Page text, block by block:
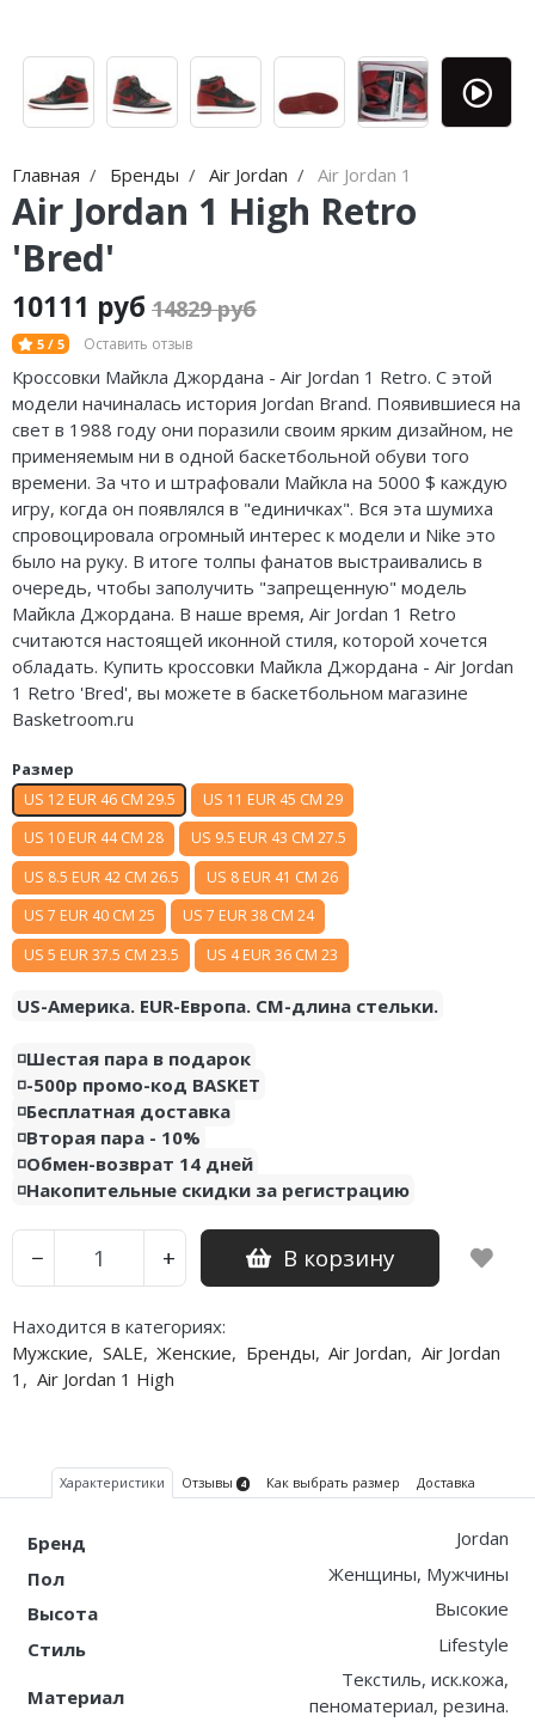
Главная Бренды Air Jordan Air Jordan 1
Air Jordan 1 High Retro
'Bred'
10111 руб 14829 руб
5 / 5 Оставить отзыв
Кроссовки Майкла Джордана - Air Jordan 1 Retro. С этой
модели начиналась история Jordan Brand. Появившиеся на
свет в 1988 году они поразили своим ярким дизайном, не
применяемым ни в одной баскетбольной обуви того
времени. За что и штрафовали Майкла на 5000 $ каждую
игру, когда он появлялся в "единичках". Вся эта шумиха
спровоцировала огромный интерес к модели и Nike это
было на руку. В итоге толпы фанатов выстраивались в
очередь, чтобы заполучить "запрещенную" модель
Майкла Джордана. В наше время, Air Jordan 1 Retro
считаются настоящей иконной стиля, которой хочется
обладать. Купить кроссовки Майкла Джордана - Air Jordan
1 Retro 'Bred', вы можете в баскетбольном магазине
Basketroom.ru
Размер
US 12 EUR 46 CM 29.5
US 11 EUR 45 CM 29
US 10 EUR 44 CM 28
US 9.5 EUR 43 CM 27.5
US 8.5 EUR 42 CM 26.5
US 8 EUR 41 CM 26
US 7 EUR 40 CM 25
US 7 EUR 38 CM 24
US 5 EUR 37.5 CM 23.5
US 4 EUR 36 CM 23
US-Америка. EUR-Европа. CM-длина стельки.
◽️Шестая пара в подарок
◽️-500р промо-код BASKET
◽️Бесплатная доставка
◽️Вторая пара - 10%
◽️Обмен-возврат 14 дней
◽️Накопительные скидки за регистрацию
− + В корзину
Находится в категориях:
Мужские, SALE, Женские, Бренды, Air Jordan, Air Jordan
1 , Air Jordan 1 High
Характеристики Отзывы 4 Как выбрать размер Доставка
Бренд
Jordan
Пол
Женщины, Мужчины
Высота
Высокие
Стиль
Lifestyle
Материал
Текстиль, иск.кожа,
пеноматериал, резина.
Nike Dunk
Nike Shox
Nike P-6000
Nike Initiator
Nike Pegasus
Nike Precision
Nike Hyperdunk
Nike Hyperset
Nike Cosmic Unity
Nike Air Deldon
Nike Sabrina
Nike A’ja
Nike ST
Nike GT
Nike Ja
Nike Book
Nike LeBron
Nike Kyrie
Nike Freak
Nike KD
Nike PG
Nike Kobe
Nike Foamposite
adidas Samba
adidas Gazelle
adidas Adistar
adidas adiFOM
adidas Adizero
adidas Harden
adidas Dame
adidas AE
Adidas Yeezy Boost 350 V2